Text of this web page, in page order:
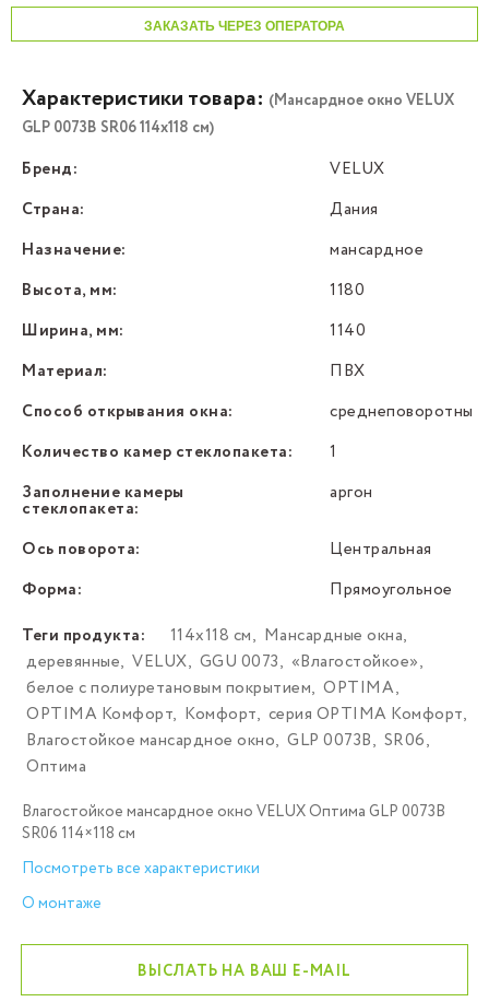
ЗАКАЗАТЬ ЧЕРЕЗ ОПЕРАТОРА
Характеристики товара: (Мансардное окно VELUX
GLP 0073B SR06 114x118 см)
Бренд:
VELUX
Страна:
Дания
Назначение:
мансардное
Высота, мм:
1180
Ширина, мм:
1140
Материал:
ПВХ
Способ открывания окна:
среднеповоротный
Количество камер стеклопакета:
1
Заполнение камеры
стеклопакета:
аргон
Ось поворота:
Центральная
Форма:
Прямоугольное
Теги продукта:
114x118 см, Мансардные окна,
деревянные, VELUX, GGU 0073, «Влагостойкое»,
белое с полиуретановым покрытием, OPTIMA,
OPTIMA Комфорт, Комфорт, серия OPTIMA Комфорт,
Влагостойкое мансардное окно, GLP 0073B, SR06,
Оптима
Влагостойкое мансардное окно VELUX Оптима GLP 0073B
SR06 114×118 см
Посмотреть все характеристики
О монтаже
ВЫСЛАТЬ НА ВАШ E-MAIL